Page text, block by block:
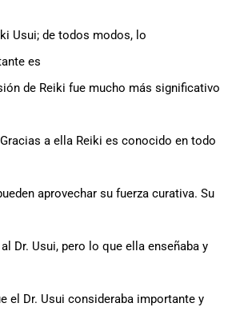
Usui; de todos modos, lo
es
de Reiki fue mucho más significativo
a ella Reiki es conocido en todo
aprovechar su fuerza curativa. Su
Dr. Usui, pero lo que ella enseñaba y
el Dr. Usui consideraba importante y